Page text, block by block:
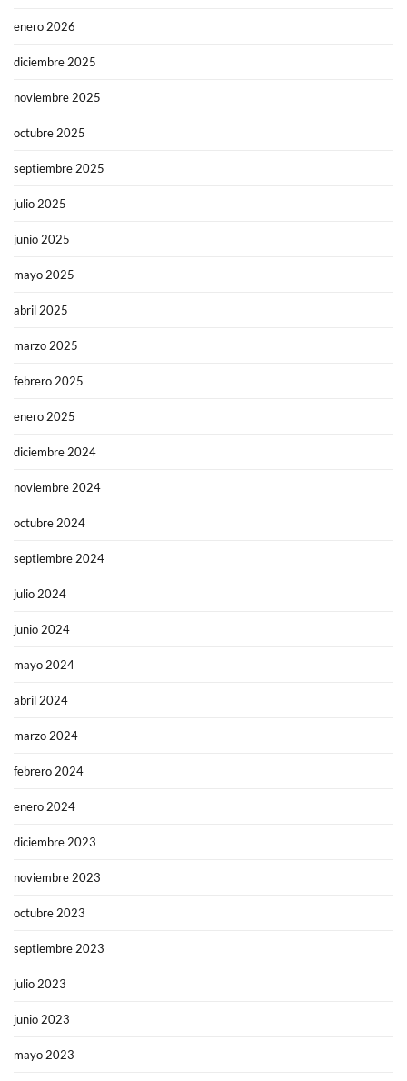
enero 2026
diciembre 2025
noviembre 2025
octubre 2025
septiembre 2025
julio 2025
junio 2025
mayo 2025
abril 2025
marzo 2025
febrero 2025
enero 2025
diciembre 2024
noviembre 2024
octubre 2024
septiembre 2024
julio 2024
junio 2024
mayo 2024
abril 2024
marzo 2024
febrero 2024
enero 2024
diciembre 2023
noviembre 2023
octubre 2023
septiembre 2023
julio 2023
junio 2023
mayo 2023